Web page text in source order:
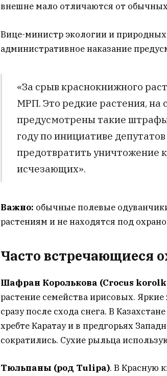
внешне мало отличаются от
Вице-министр экологии и природных
административное наказание
«За срыв краснокнижного
МРП. Это редкие растения, на
предусмотрены такие
году по инициативе
предотвратить уничтожение
исчезающих».
Важно: обычные полевые
растениям и не находятся под
Часто встречающиеся
Шафран Королькова (Crocus
растение семейства ирисовых.
сразу после схода снега. В
хребте Каратау и в предгорьях
сократились. Сухие рыльца
Тюльпаны (род Tulipa). В Красную